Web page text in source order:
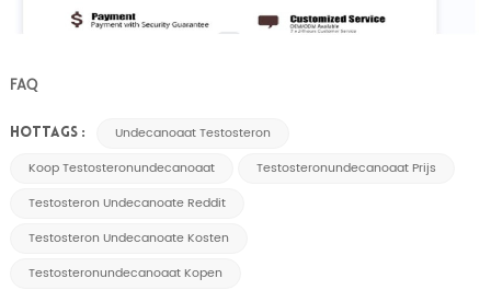
FAQ
HOTTAGS :
Undecanoaat Testosteron
Koop Testosteronundecanoaat
Testosteronundecanoaat Prijs
Testosteron Undecanoate Reddit
Testosteron Undecanoate Kosten
Testosteronundecanoaat Kopen